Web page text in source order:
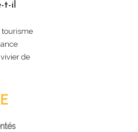
t-il
tourisme
de